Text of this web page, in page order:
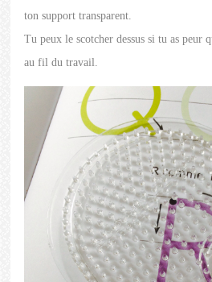
ton support transparent.
Tu peux le scotcher dessus si tu as peur
au fil du travail.